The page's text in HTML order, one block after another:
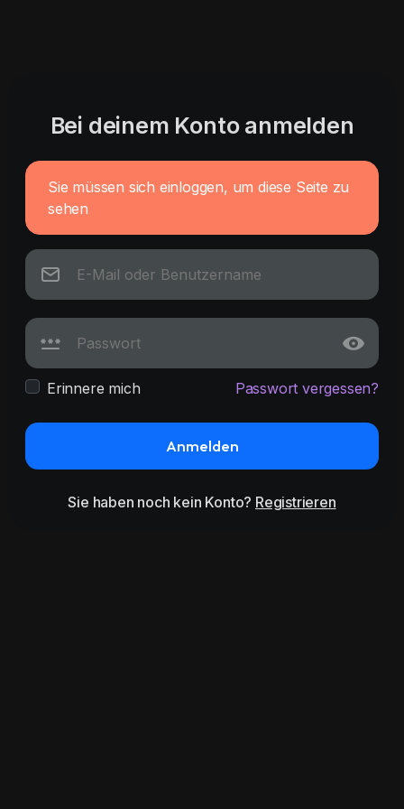
Bei deinem Konto anmelden
Sie müssen sich einloggen, um diese Seite zu
sehen
Erinnere mich Passwort vergessen?
Anmelden
Sie haben noch kein Konto? Registrieren